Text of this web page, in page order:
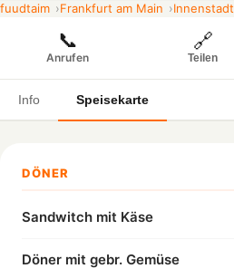
fuudtaim Frankfurt am Main Innenstadt
📞
Anrufen
🔗
Teilen
Info Speisekarte
DÖNER
Sandwitch mit Käse
Döner mit gebr. Gemüse